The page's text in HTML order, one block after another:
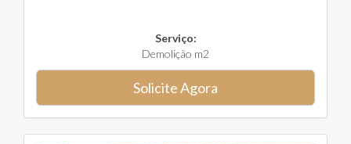
Serviço:
Demolição m2
Solicite Agora